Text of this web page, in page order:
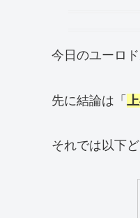
今日のユーロ
先に結論は「
それでは以下